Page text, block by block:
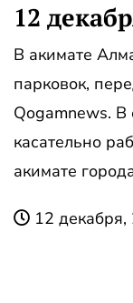
12
В акимате
парковок,
Qogamnews. В
касательно
акимате
12